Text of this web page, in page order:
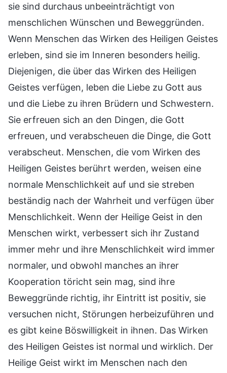
sie sind durchaus unbeeinträchtigt von
menschlichen Wünschen und Beweggründen.
Wenn Menschen das Wirken des Heiligen Geistes
erleben, sind sie im Inneren besonders heilig.
Diejenigen, die über das Wirken des Heiligen
Geistes verfügen, leben die Liebe zu Gott aus
und die Liebe zu ihren Brüdern und Schwestern.
Sie erfreuen sich an den Dingen, die Gott
erfreuen, und verabscheuen die Dinge, die Gott
verabscheut. Menschen, die vom Wirken des
Heiligen Geistes berührt werden, weisen eine
normale Menschlichkeit auf und sie streben
beständig nach der Wahrheit und verfügen über
Menschlichkeit. Wenn der Heilige Geist in den
Menschen wirkt, verbessert sich ihr Zustand
immer mehr und ihre Menschlichkeit wird immer
normaler, und obwohl manches an ihrer
Kooperation töricht sein mag, sind ihre
Beweggründe richtig, ihr Eintritt ist positiv, sie
versuchen nicht, Störungen herbeizuführen und
es gibt keine Böswilligkeit in ihnen. Das Wirken
des Heiligen Geistes ist normal und wirklich. Der
Heilige Geist wirkt im Menschen nach den